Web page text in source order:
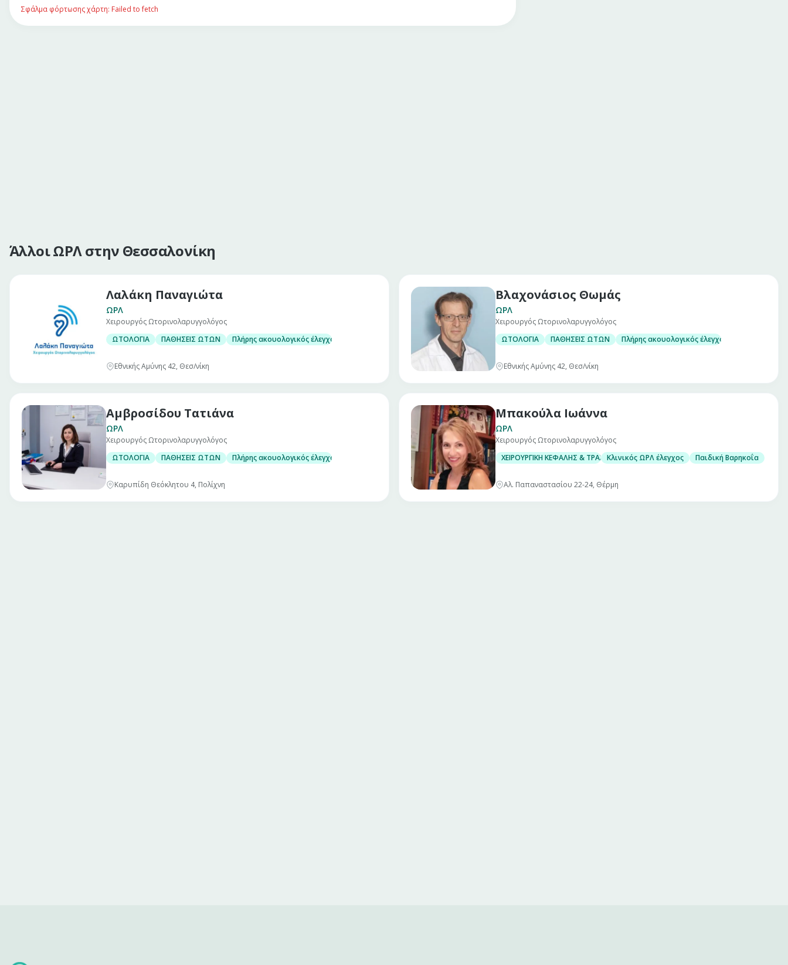
Σφάλμα φόρτωσης χάρτη: Failed to fetch
Άλλοι ΩΡΛ στην Θεσσαλονίκη
Λαλάκη Παναγιώτα
ΩΡΛ
Χειρουργός Ωτορινολαρυγγολόγος
ΩΤΟΛΟΓΙΑ
ΠΑΘΗΣΕΙΣ ΩΤΩΝ Πλήρης ακουολογικός έλεγχος ενηλίκων και παίδων
Εθνικής Αμύνης 42, Θεσ/νίκη
Βλαχονάσιος Θωμάς
ΩΡΛ
Χειρουργός Ωτορινολαρυγγολόγος
ΩΤΟΛΟΓΙΑ
ΠΑΘΗΣΕΙΣ ΩΤΩΝ Πλήρης ακουολογικός έλεγχος ενηλίκων και
Εθνικής Αμύνης 42, Θεσ/νίκη
Αμβροσίδου Τατιάνα
ΩΡΛ
Χειρουργός Ωτορινολαρυγγολόγος
ΩΤΟΛΟΓΙΑ
ΠΑΘΗΣΕΙΣ ΩΤΩΝ Πλήρης ακουολογικός έλεγχος ενηλίκων και παίδων
Καρυπίδη Θεόκλητου 4, Πολίχνη
Μπακούλα Ιωάννα
ΩΡΛ
Χειρουργός Ωτορινολαρυγγολόγος
ΧΕΙΡΟΥΡΓΙΚΗ ΚΕΦΑΛΗΣ & ΤΡΑΧΗΛΟΥΚλινικός ΩΡΛ έλεγχος Παιδική Βαρηκοΐα
Αλ. Παπαναστασίου 22-24, Θέρμη